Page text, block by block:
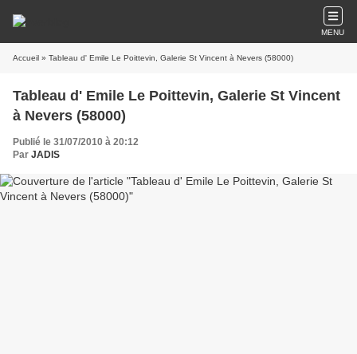
MENU
Accueil » Tableau d' Emile Le Poittevin, Galerie St Vincent à Nevers (58000)
Tableau d' Emile Le Poittevin, Galerie St Vincent
à Nevers (58000)
Publié le 31/07/2010 à 20:12
Par JADIS